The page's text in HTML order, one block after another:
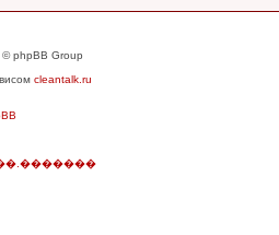
phpBB Group
cleantalk.ru